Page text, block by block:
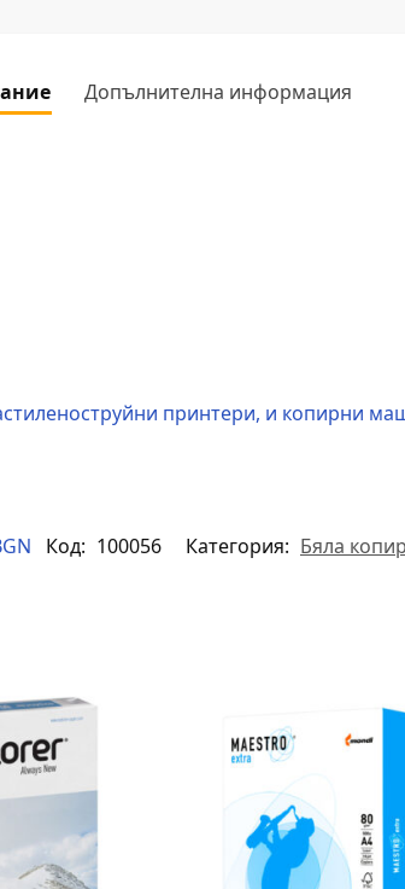
Допълнителна информация
принтери, и копирни
Код: 100056 Категория: Бяла